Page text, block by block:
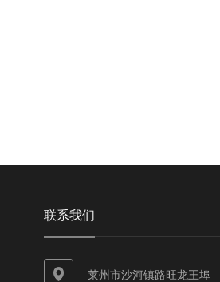
联系我们
莱州市沙河镇路旺龙王埠